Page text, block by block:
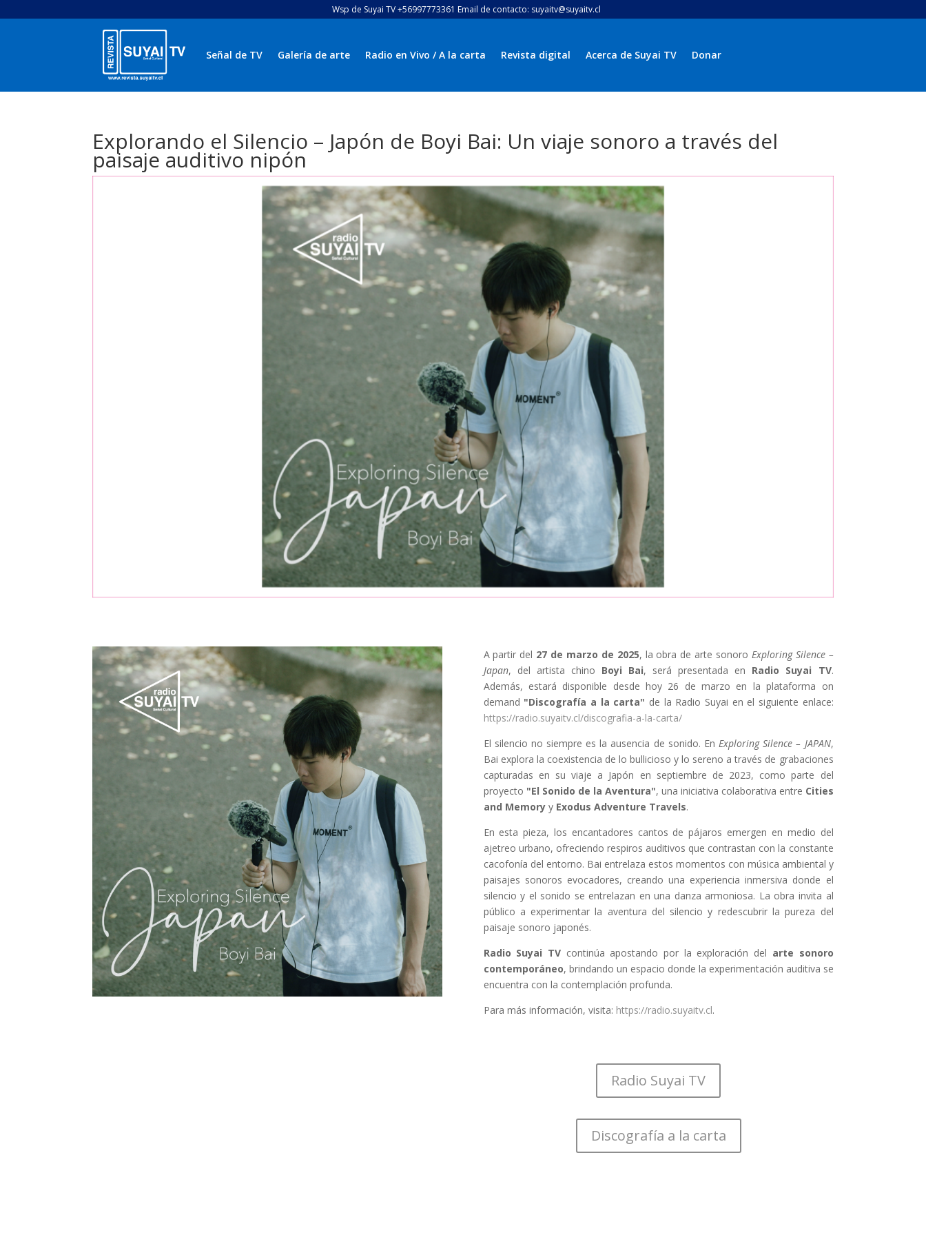
Wsp de Suyai TV +56997773361 Email de contacto: suyaitv@suyaitv.cl
Señal de TV Galería de arte Radio en Vivo / A la carta Revista digital Acerca de Suyai TV Donar
Explorando el Silencio – Japón de Boyi Bai: Un viaje sonoro a través del
paisaje auditivo nipón
A partir del 27 de marzo de 2025, la obra de arte sonoro Exploring Silence –
Japan, del artista chino Boyi Bai, será presentada en Radio Suyai TV.
Además, estará disponible desde hoy 26 de marzo en la plataforma on
demand "Discografía a la carta" de la Radio Suyai en el siguiente enlace:
https://radio.suyaitv.cl/discografia-a-la-carta/
El silencio no siempre es la ausencia de sonido. En Exploring Silence – JAPAN,
Bai explora la coexistencia de lo bullicioso y lo sereno a través de grabaciones
capturadas en su viaje a Japón en septiembre de 2023, como parte del
proyecto "El Sonido de la Aventura", una iniciativa colaborativa entre Cities
and Memoryy Exodus Adventure Travels.
En esta pieza, los encantadores cantos de pájaros emergen en medio del
ajetreo urbano, ofreciendo respiros auditivos que contrastan con la constante
cacofonía del entorno. Bai entrelaza estos momentos con música ambiental y
paisajes sonoros evocadores, creando una experiencia inmersiva donde el
silencio y el sonido se entrelazan en una danza armoniosa. La obra invita al
público a experimentar la aventura del silencio y redescubrir la pureza del
paisaje sonoro japonés.
Radio Suyai TVcontinúa apostando por la exploración del arte sonoro
contemporáneo, brindando un espacio donde la experimentación auditiva se
encuentra con la contemplación profunda.
Para más información, visita: https://radio.suyaitv.cl.
Radio Suyai TV
Discografía a la carta